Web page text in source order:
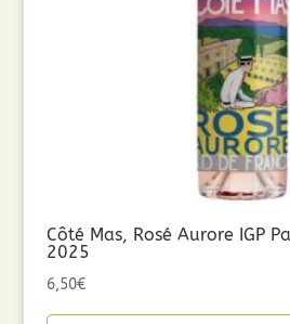
Côté Mas, Rosé Aurore IGP
2025
6,50€